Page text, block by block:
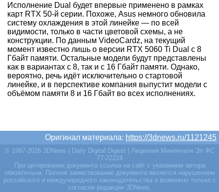
Исполнение Dual будет впервые применено в рамках
карт RTX 50-й серии. Похоже, Asus немного обновила
систему охлаждения в этой линейке — по всей
видимости, только в части цветовой схемы, а не
конструкции. По данным VideoCardz, на текущий
момент известно лишь о версии RTX 5060 Ti Dual с 8
Гбайт памяти. Остальные модели будут представлены
как в вариантах с 8, так и с 16 Гбайт памяти. Однако,
вероятно, речь идёт исключительно о стартовой
линейке, и в перспективе компания выпустит модели с
объёмом памяти 8 и 16 Гбайт во всех исполнениях.
Оригинал материала: https://3dnews.ru/1121245
© 1997-2026 3DNews | Daily Digital Digest | Лицензия Минпечати Эл ФС
77-22224
При цитировании документа ссылка на сайт с указанием автора
обязательна. Полное заимствование документа является нарушением
российского и международного законодательства и возможно только с
согласия редакции 3DNews.